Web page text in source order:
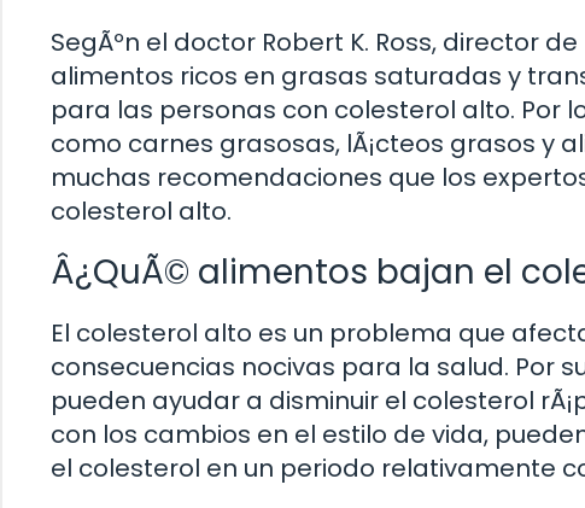
SegÃºn el doctor Robert K. Ross, director
alimentos ricos en grasas saturadas y
para las personas con colesterol alto. Por
como carnes grasosas, lÃ¡cteos grasos y
muchas recomendaciones que los
colesterol alto.
Â¿QuÃ© alimentos bajan el
El colesterol alto es un problema que
consecuencias nocivas para la salud. Por
pueden ayudar a disminuir el colesterol
con los cambios en el estilo de vida,
el colesterol en un periodo relativamente